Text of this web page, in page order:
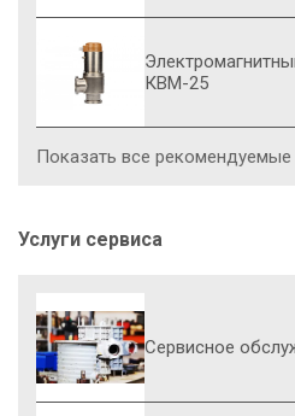
КВМ-25
Показать все рекомендуемые
Услуги сервиса
Сервисное